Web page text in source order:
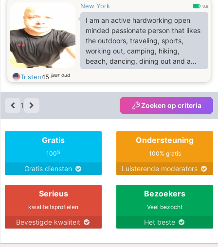
New York 0.8
I am an active hardworking open
minded passionate person that likes
the outdoors, traveling, sports,
working out, camping, hiking,
beach, dancing, dining out and a
person that loves to laugh.
Tristen45jaar oud
1 Zoeken op criteria
Gratis
100%
Gratis diensten
Ondersteuning
100% gratis
Luisterende moderators
Serieus
kwaliteitsprofielen
Bevestigde kwaliteit
Bezoekers
Veel bezocht
Het beste